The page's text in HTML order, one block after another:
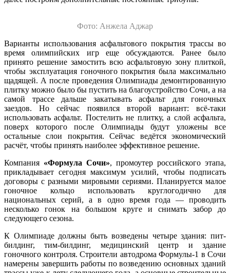
Фото: Анжела Аджар
Варианты использования асфальтового покрытия трассы во
время олимпийских игр еще обсуждаются. Ранее было
принято решение замостить всю асфальтовую зону плиткой,
чтобы эксплуатация гоночного покрытия была максимально
щадящей. А после проведения Олимпиады демонтированную
плитку можно было бы пустить на благоустройство Сочи, а на
самой трассе дальше закатывать асфальт для гоночных
заездов. Но сейчас появился второй вариант: всё-таки
использовать асфальт. Постелить не плитку, а слой асфальта,
поверх которого после Олимпиады будут уложены все
остальные слои покрытия. Сейчас ведётся экономический
расчёт, чтобы принять наиболее эффективное решение.
Компания «Формула Сочи», промоутер российского этапа,
прикладывает сегодня максимум усилий, чтобы подписать
договоры с разными мировыми сериями. Планируется малое
гоночное кольцо использовать круглогодично для
национальных серий, а в одно время года — проводить
несколько гонок на большом круге и снимать забор до
следующего сезона.
К Олимпиаде должны быть возведены четыре здания: пит-
билдинг, тим-билдинг, медицинский центр и здание
гоночного контроля. Строители автодрома Формулы-1 в Сочи
намерены завершить работы по возведению основных зданий